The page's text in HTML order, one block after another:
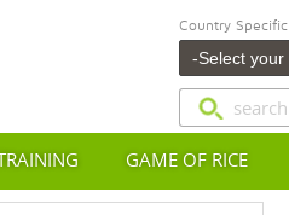
Country Specific
GAME OF RICE